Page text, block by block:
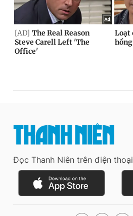
Đọc Thanh Niên trên điện thoại